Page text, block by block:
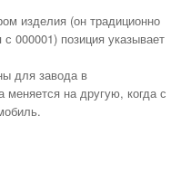
изделия (он традиционно
000001) позиция указывает
для завода в
на другую, когда с